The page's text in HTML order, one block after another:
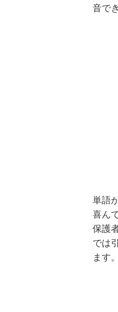
音で
単語
喜ん
保護
では
ます。